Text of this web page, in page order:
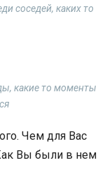
соседей, каких то
какие то моменты
Чем для Вас
Вы были в нем